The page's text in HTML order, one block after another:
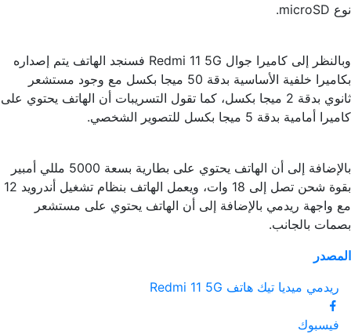
نوع microSD.
وبالنظر إلى كاميرا جوال Redmi 11 5G فسنجد الهاتف يتم إصداره
بكاميرا خلفية الأساسية بدقة 50 ميجا بكسل مع وجود مستشعر
ثانوي بدقة 2 ميجا بكسل، كما تقول التسريبات أن الهاتف يحتوي على
كاميرا أمامية بدقة 5 ميجا بكسل للتصوير الشخصي.
بالإضافة إلى أن الهاتف يحتوي على بطارية بسعة 5000 مللي أمبير
بقوة شحن تصل إلى 18 وات، ويعمل الهاتف بنظام تشغيل أندرويد 12
مع واجهة ريدمي بالإضافة إلى أن الهاتف يحتوي على مستشعر
بصمات بالجانب.
المصدر
ريدمي ميديا تيك هاتف Redmi 11 5G
فيسبوك